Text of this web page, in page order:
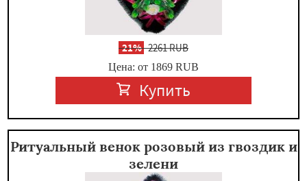
-21%2261 RUB
Цена: от 1869 RUB
Купить
Ритуальный венок розовый из гвоздик и
зелени